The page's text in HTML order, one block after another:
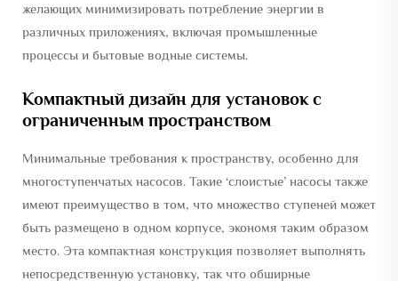
желающих минимизировать потребление энергии в
различных приложениях, включая промышленные
процессы и бытовые водные системы.
Компактный дизайн для установок с
ограниченным пространством
Минимальные требования к пространству, особенно для
многоступенчатых насосов. Такие ‘слоистые’ насосы также
имеют преимущество в том, что множество ступеней может
быть размещено в одном корпусе, экономя таким образом
место. Эта компактная конструкция позволяет выполнять
непосредственную установку, так что обширные